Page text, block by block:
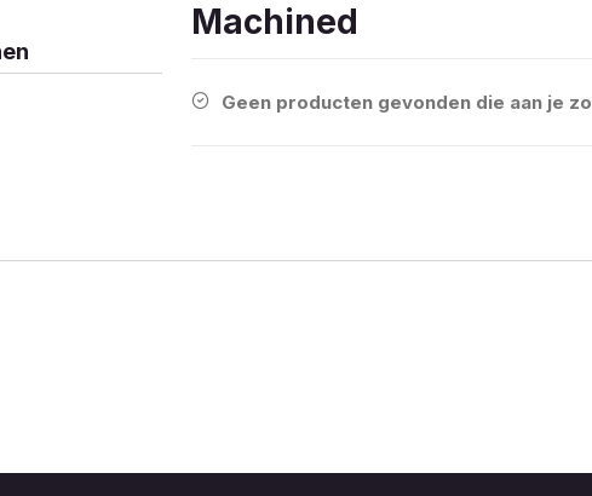
Machined
Geen producten gevonden die aan je